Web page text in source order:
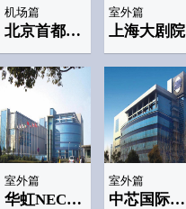
机场篇
北京首都国际机场
室外篇
上海大剧院
室外篇
华虹NEC半导体制造公司
室外篇
中芯国际半导体集成电路有限公司(SMIC)